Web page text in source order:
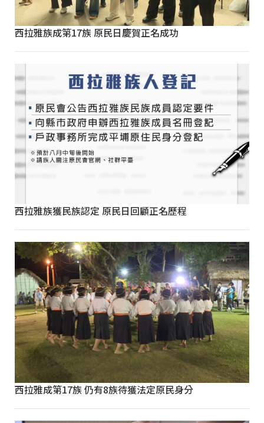
西拉雅族成第17族 原民日慶賀正名成功
西拉雅族獲民族認定 原民日回顧正名歷程
西拉雅成第17族 仍有8族待獲法定原民身分